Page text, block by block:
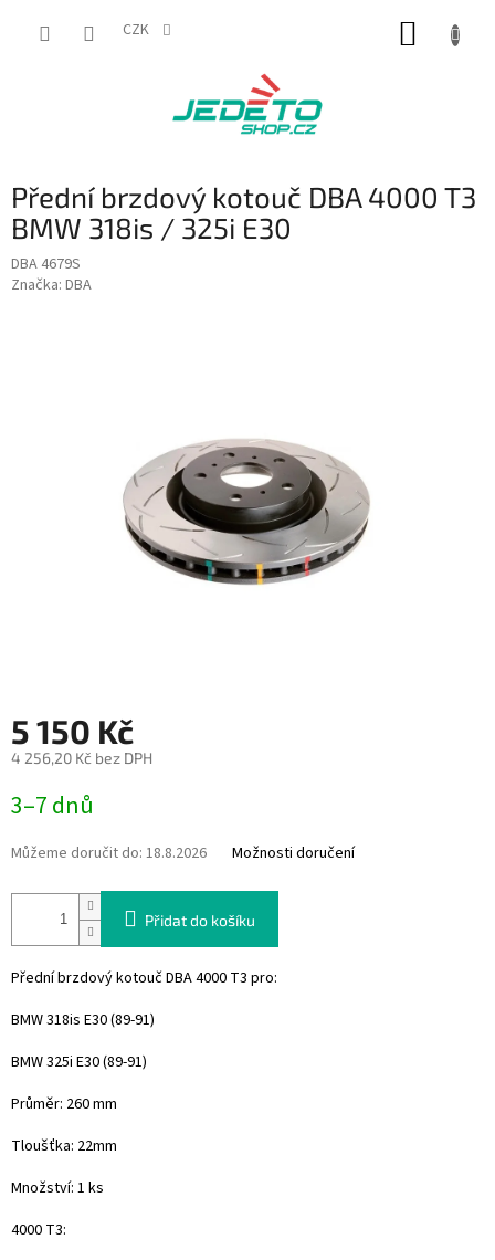
CZK
Přední brzdový kotouč DBA 4000 T3
BMW 318is / 325i E30
DBA 4679S
Značka: DBA
5 150 Kč
4 256,20 Kč bez DPH
cena:
3–7 dnů
Můžeme doručit do: 18.8.2026 Možnosti doručení
Přidat do košíku
Přední brzdový kotouč DBA 4000 T3 pro:
BMW318is E30 (89-91)
BMW 325i E30 (89-91)
Průměr: 260 mm
Tloušťka: 22mm
Množství: 1 ks
4000 T3: